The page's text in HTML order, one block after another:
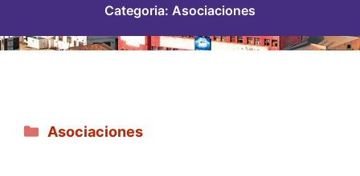
Categoria: Asociaciones
Categorías
Asociaciones